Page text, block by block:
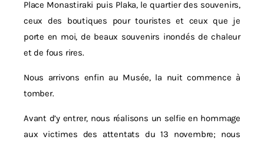
Place Monastiraki puis Plaka, le quartier des souvenirs,
ceux des boutiques pour touristes et ceux que je
porte en moi, de beaux souvenirs inondés de chaleur
et de fous rires.
Nous arrivons enfin au Musée, la nuit commence à
tomber.
Avant d’y entrer, nous réalisons un selfie en hommage
aux victimes des attentats du 13 novembre; nous